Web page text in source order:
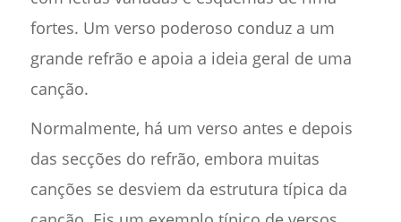
fortes. Um verso poderoso conduz a um
grande refrão e apoia a ideia geral de uma
canção.
Normalmente, há um verso antes e depois
das secções do refrão, embora muitas
canções se desviem da estrutura típica da